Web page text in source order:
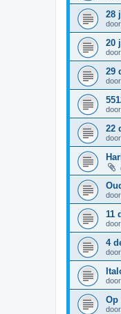
28
door
20
door
29
door
door
22
door
door
11
door
4
door
door
Op
door